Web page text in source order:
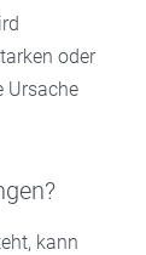
oder
Ursache
kann